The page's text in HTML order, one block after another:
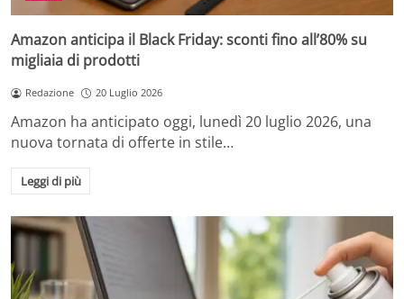
Amazon anticipa il Black Friday: sconti fino all’80% su
migliaia di prodotti
Redazione 20 Luglio 2026
Amazon ha anticipato oggi, lunedì 20 luglio 2026, una
nuova tornata di offerte in stile…
Leggi di più